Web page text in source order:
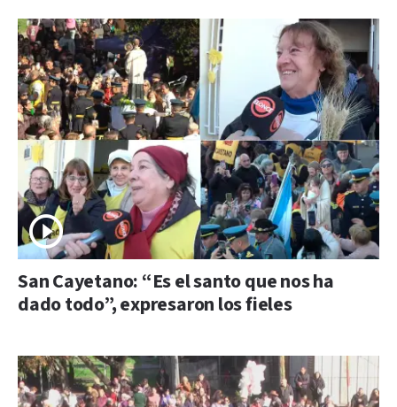
San Cayetano: “Es el santo que nos ha
dado todo”, expresaron los fieles